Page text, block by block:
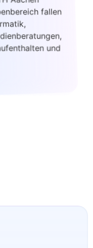
fallen
und